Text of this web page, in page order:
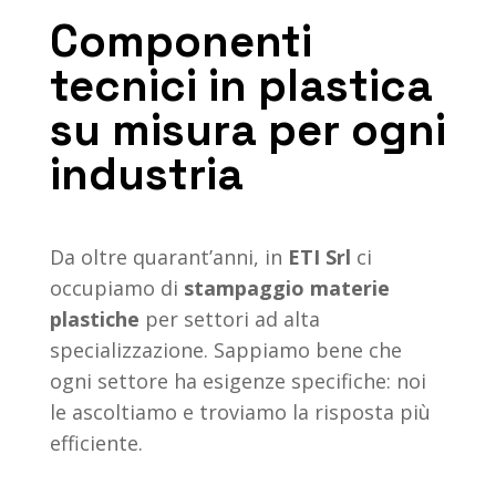
Componenti
tecnici in plastica
su misura per ogni
industria
Da oltre quarant’anni, in ETI Srl ci
occupiamo di stampaggio materie
plastiche per settori ad alta
specializzazione. Sappiamo bene che
ogni settore ha esigenze specifiche: noi
le ascoltiamo e troviamo la risposta più
efficiente.